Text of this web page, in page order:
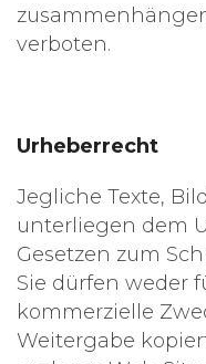
verboten.
Urheberrecht
Jegliche Texte,
unterliegen dem
Gesetzen zum
Sie dürfen weder
kommerzielle
Weitergabe